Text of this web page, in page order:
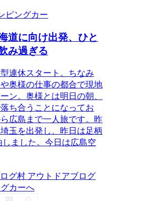
ピングカー
道に向け出発、ひと
み過ぎる
連休スタート。ちなみ
奥様の仕事の都合で現地
ン。奥様とは明日の朝、
ち合うことになってお
広島まで一人旅です。昨
玉を出発し、昨日は足柄
しました。今日は広島空